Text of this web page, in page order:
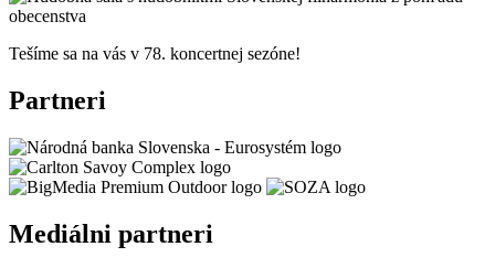
Tešíme sa na vás v 78. koncertnej sezóne!
Partneri
Mediálni partneri